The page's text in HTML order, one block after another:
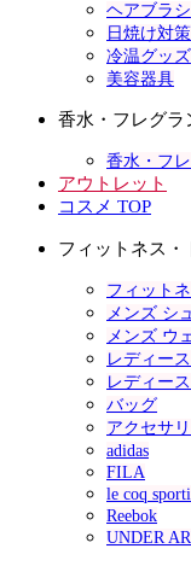
ヘアブラシ
日焼け対
冷温グッズ
美容器具
香水・フレグラ
香水・フ
アウトレット
コスメ TOP
フィットネス・
フィット
メンズ シ
メンズ ウ
レディー
レディー
バッグ
アクセサ
adidas
FILA
le coq
Reebok
UNDER